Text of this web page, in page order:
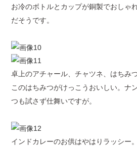
お冷のボトルとカップが銅製でおしゃ
だそうです。
卓上のアチャール、チャツネ、はちみつ
このはちみつがけっこうおいしい。ナ
つも試さず仕舞いですが。
インドカレーのお供はやはりラッシー